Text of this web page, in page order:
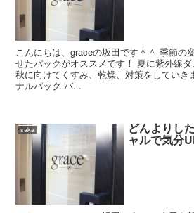
こんにちは、graceの坂田です＾＾ 季節の
せたパックがオススメです！ 夏に紫外線
秋に向けてくすみ、乾燥、対策をしてい
ナルパック バ...
saka どんよりし
ャルで気分